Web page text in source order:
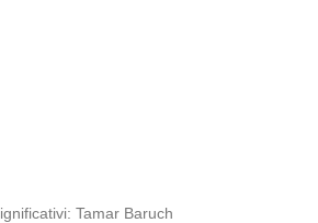
Tamar Baruch